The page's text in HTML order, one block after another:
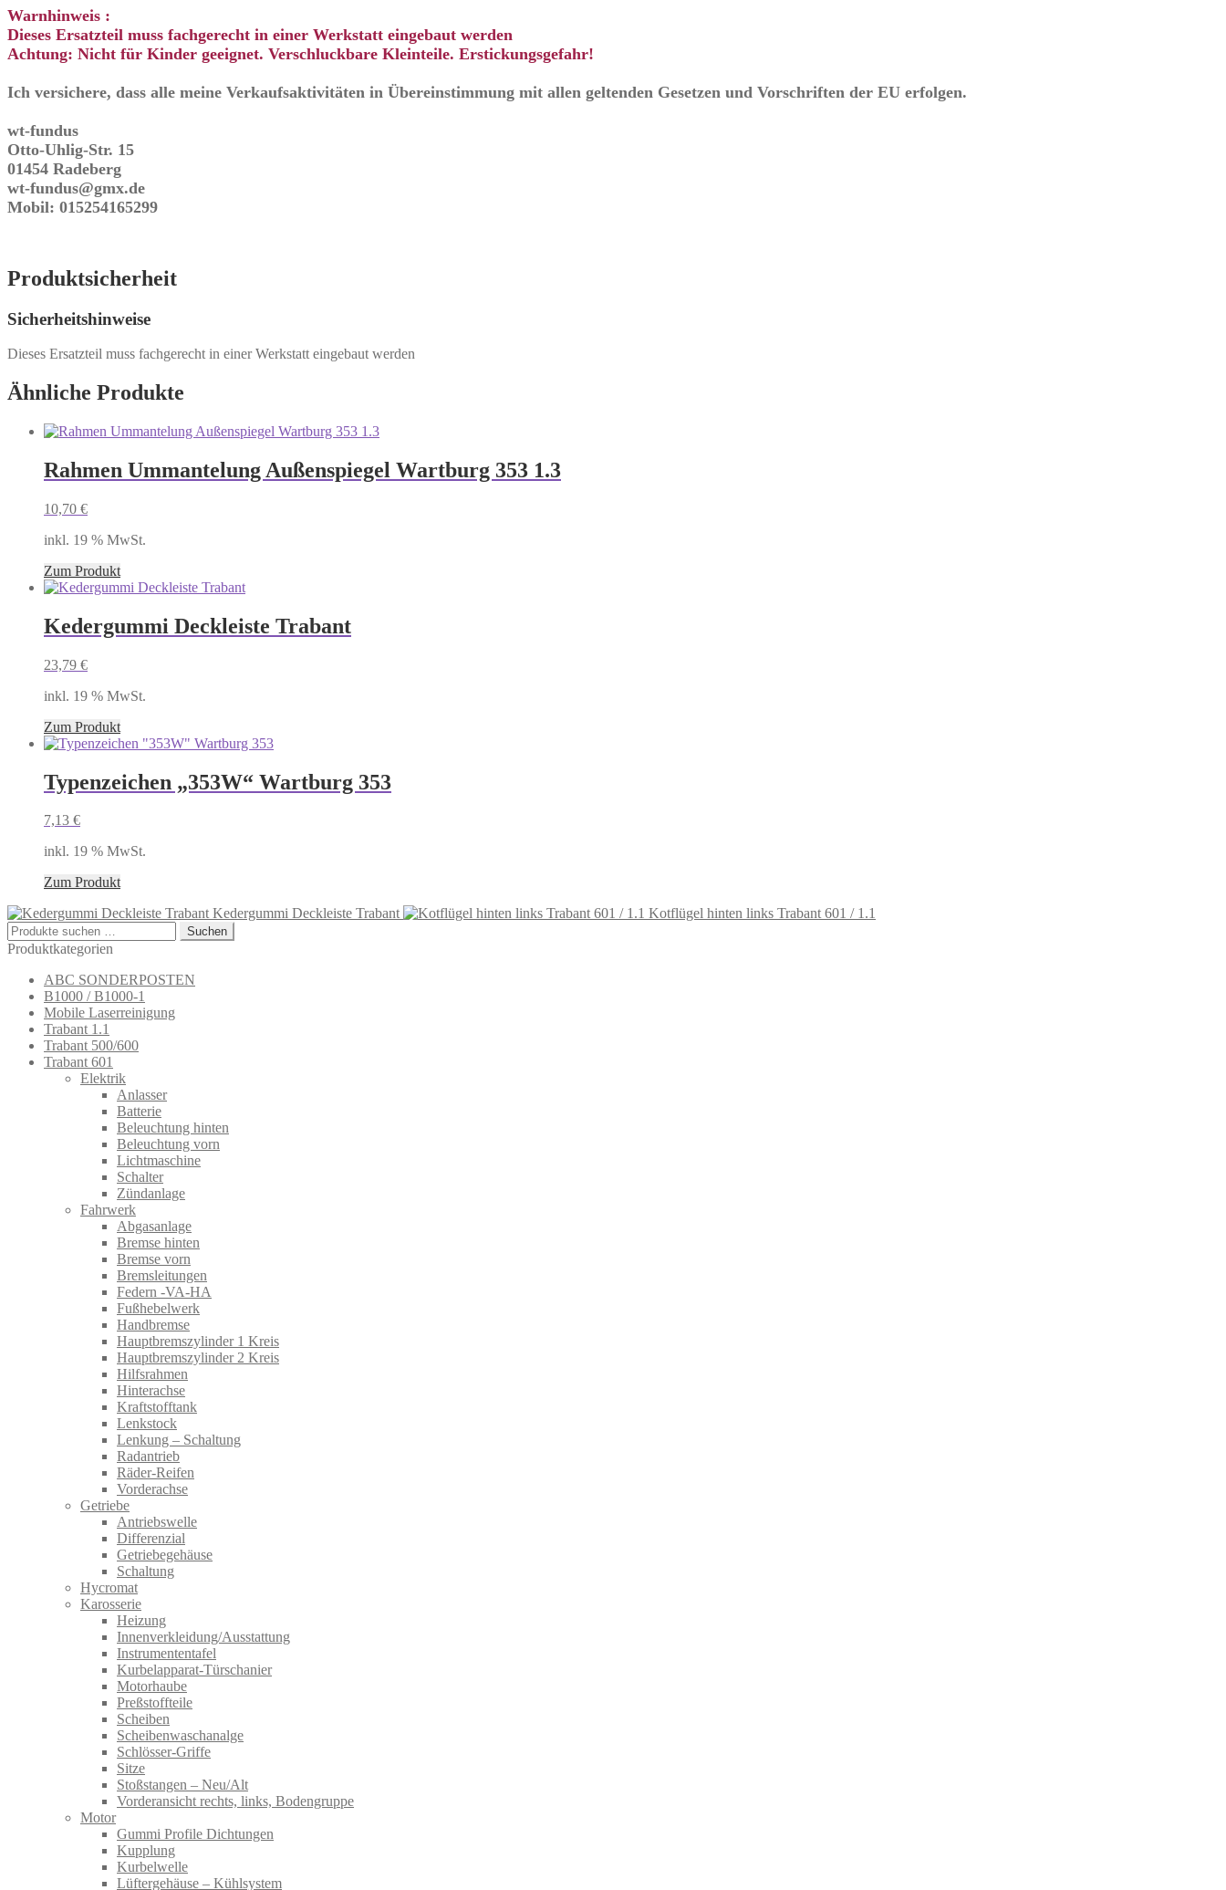
Warnhinweis :
Dieses Ersatzteil muss fachgerecht in einer Werkstatt eingebaut werden
Achtung: Nicht für Kinder geeignet. Verschluckbare Kleinteile. Erstickungsgefahr!
Ich versichere, dass alle meine Verkaufsaktivitäten in Übereinstimmung mit allen geltenden Gesetzen und Vorschriften der EU erfolgen.
wt-fundus
Otto-Uhlig-Str. 15
01454 Radeberg
wt-fundus@gmx.de
Mobil: 015254165299
Produktsicherheit
Sicherheitshinweise
Dieses Ersatzteil muss fachgerecht in einer Werkstatt eingebaut werden
Ähnliche Produkte
Rahmen Ummantelung Außenspiegel Wartburg 353 1.3
10,70 €
inkl. 19 % MwSt.
Zum Produkt
Kedergummi Deckleiste Trabant
23,79 €
inkl. 19 % MwSt.
Zum Produkt
Typenzeichen „353W“ Wartburg 353
7,13 €
inkl. 19 % MwSt.
Zum Produkt
Kedergummi Deckleiste Trabant
Kotflügel hinten links Trabant 601 / 1.1
Suchen
nach:
Suchen
Produktkategorien
ABC SONDERPOSTEN
B1000 / B1000-1
Mobile Laserreinigung
Trabant 1.1
Trabant 500/600
Trabant 601
Elektrik
Anlasser
Batterie
Beleuchtung hinten
Beleuchtung vorn
Lichtmaschine
Schalter
Zündanlage
Fahrwerk
Abgasanlage
Bremse hinten
Bremse vorn
Bremsleitungen
Federn -VA-HA
Fußhebelwerk
Handbremse
Hauptbremszylinder 1 Kreis
Hauptbremszylinder 2 Kreis
Hilfsrahmen
Hinterachse
Kraftstofftank
Lenkstock
Lenkung – Schaltung
Radantrieb
Räder-Reifen
Vorderachse
Getriebe
Antriebswelle
Differenzial
Getriebegehäuse
Schaltung
Hycromat
Karosserie
Heizung
Innenverkleidung/Ausstattung
Instrumententafel
Kurbelapparat-Türschanier
Motorhaube
Preßstoffteile
Scheiben
Scheibenwaschanalge
Schlösser-Griffe
Sitze
Stoßstangen – Neu/Alt
Vorderansicht rechts, links, Bodengruppe
Motor
Gummi Profile Dichtungen
Kupplung
Kurbelwelle
Lüftergehäuse – Kühlsystem